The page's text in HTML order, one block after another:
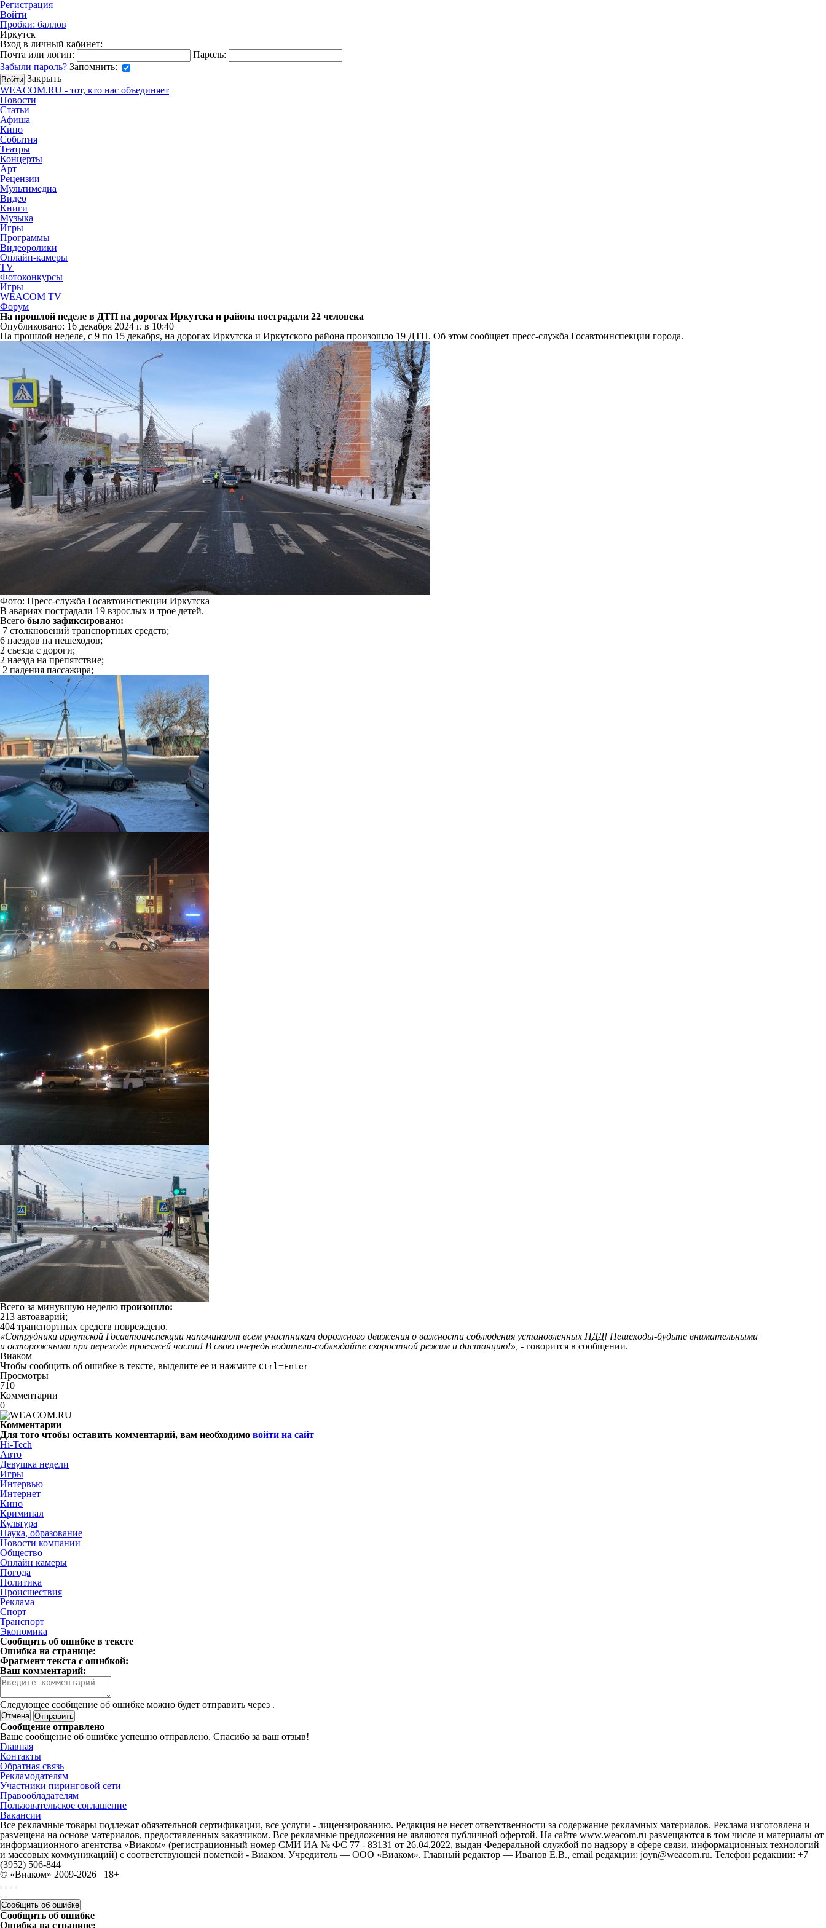
Регистрация
Войти
Пробки: баллов
Иркутск
Вход в личный кабинет:
Почта или логин:
Пароль:
Забыли пароль? Запомнить:
Закрыть
WEACOM.RU - тот, кто нас объединяет
Новости
Статьи
Афиша
Кино
События
Театры
Концерты
Арт
Рецензии
Мультимедиа
Видео
Книги
Музыка
Игры
Программы
Видеоролики
Онлайн-камеры
TV
Фотоконкурсы
Игры
WEACOM TV
Форум
На прошлой неделе в ДТП на дорогах Иркутска и района пострадали 22 человека
Опубликовано: 16 декабря 2024 г. в 10:40
На прошлой неделе, с 9 по 15 декабря, на дорогах Иркутска и Иркутского района произошло 19 ДТП. Об этом сообщает пресс-служба Госавтоинспекции города.
Фото: Пресс-служба Госавтоинспекции Иркутска
В авариях пострадали 19 взрослых и трое детей.
Всего было зафиксировано:
7 столкновений транспортных средств;
6 наездов на пешеходов;
2 съезда с дороги;
2 наезда на препятствие;
2 падения пассажира;
Всего за минувшую неделю произошло:
213 автоаварий;
404 транспортных средств повреждено.
«Сотрудники иркутской Госавтоинспекции напоминают всем участникам дорожного движения о важности соблюдения установленных ПДД! Пешеходы-будьте внимательными
и осторожными при переходе проезжей части! В свою очередь водители-соблюдайте скоростной режим и дистанцию!», - говорится в сообщении.
Виаком
Чтобы сообщить об ошибке в тексте, выделите ее и нажмите Ctrl+Enter
Просмотры
710
Комментарии
0
Комментарии
Для того чтобы оставить комментарий, вам необходимо войти на сайт
Hi-Tech
Авто
Девушка недели
Игры
Интервью
Интернет
Кино
Криминал
Культура
Наука, образование
Новости компании
Общество
Онлайн камеры
Погода
Политика
Происшествия
Реклама
Спорт
Транспорт
Экономика
Сообщить об ошибке в тексте
Ошибка на странице:
Фрагмент текста с ошибкой:
Ваш комментарий:
Следующее сообщение об ошибке можно будет отправить через .
Отмена
Сообщение отправлено
Ваше сообщение об ошибке успешно отправлено. Спасибо за ваш отзыв!
Главная
Контакты
Обратная связь
Рекламодателям
Участники пиринговой сети
Правообладателям
Пользовательское соглашение
Вакансии
Все рекламные товары подлежат обязательной сертификации, все услуги - лицензированию. Редакция не несет ответственности за содержание рекламных материалов. Реклама изготовлена и
размещена на основе материалов, предоставленных заказчиком. Все рекламные предложения не являются публичной офертой. На сайте www.weacom.ru размещаются в том числе и материалы от
информационного агентства «Виаком» (регистрационный номер СМИ ИА № ФС 77 - 83131 от 26.04.2022, выдан Федеральной службой по надзору в сфере связи, информационных технологий
и массовых коммуникаций) с соответствующей пометкой - Виаком. Учредитель — ООО «Виаком». Главный редактор — Иванов Е.В., email редакции: joyn@weacom.ru. Телефон редакции: +7
(3952) 506-844
© «Виаком» 2009-2026 18+
Сообщить об ошибке
Сообщить об ошибке
Ошибка на странице: